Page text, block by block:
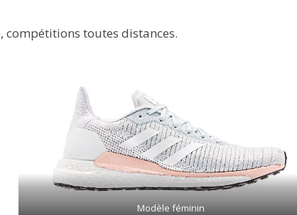
compétitions toutes distances.
Modèle féminin